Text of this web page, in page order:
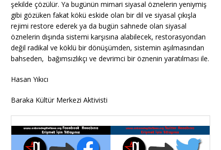
şekilde çözülür. Ya bugünün mimari siyasal öznelerin yeniymiş
gibi gözüken fakat kökü eskide olan bir dil ve siyasal çıkışla
rejimi restore ederek ya da bugün sahnede olan siyasal
öznelerin dışında sistemi karşısına alabilecek, restorasyondan
değil radikal ve köklü bir dönüşümden, sistemin aşılmasından
bahseden, bağımsızlıkçı ve devrimci bir öznenin yaratılması ile.
Hasan Yıkıcı
Baraka Kültür Merkezi Aktivisti